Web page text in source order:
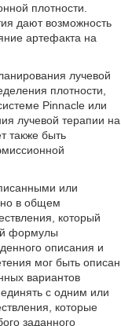
плотности.
дают возможность
артефакта на
лучевой
плотности,
Pinnacle или
лучевой терапии на
также быть
или
но в общем
который
формулы
описания и
мог быть описан
вариантов
с одним или
которые
заданного